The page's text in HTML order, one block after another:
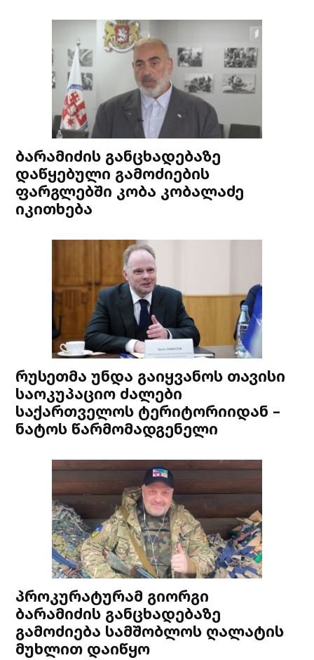
ბარამიძის განცხადებაზე
დაწყებული გამოძიების
ფარგლებში კობა კობალაძე
იკითხება
რუსეთმა უნდა გაიყვანოს თავისი
საოკუპაციო ძალები
საქართველოს ტერიტორიიდან –
ნატოს წარმომადგენელი
პროკურატურამ გიორგი
ბარამიძის განცხადებაზე
გამოძიება სამშობლოს ღალატის
მუხლით დაიწყო